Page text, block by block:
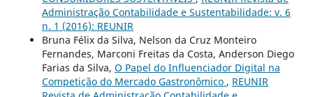
Administração Contabilidade e Sustentabilidade: v. 6
n. 1 (2016): REUNIR
Bruna Félix da Silva, Nelson da Cruz Monteiro
Fernandes, Marconi Freitas da Costa, Anderson Diego
Farias da Silva, O Papel do Influenciador Digital na
Competição do Mercado Gastronômico , REUNIR